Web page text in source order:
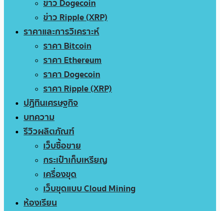
ข่าว Dogecoin
ข่าว Ripple (XRP)
ราคาและการวิเคราะห์
ราคา Bitcoin
ราคา Ethereum
ราคา Dogecoin
ราคา Ripple (XRP)
ปฏิทินเศรษฐกิจ
บทความ
รีวิวผลิตภัณฑ์
เว็บซื้อขาย
กระเป๋าเก็บเหรียญ
เครื่องขุด
เว็บขุดแบบ Cloud Mining
ห้องเรียน